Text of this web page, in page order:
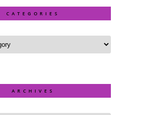
CATEGORIES
ARCHIVES